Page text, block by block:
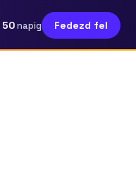
50napig Fedezd fel